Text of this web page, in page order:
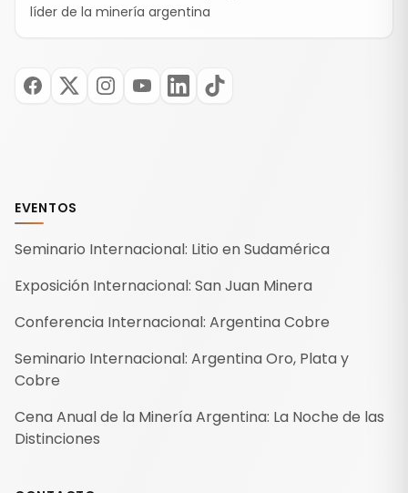
líder de la minería argentina
EVENTOS
Seminario Internacional: Litio en Sudamérica
Exposición Internacional: San Juan Minera
Conferencia Internacional: Argentina Cobre
Seminario Internacional: Argentina Oro, Plata y
Cobre
Cena Anual de la Minería Argentina: La Noche de las
Distinciones